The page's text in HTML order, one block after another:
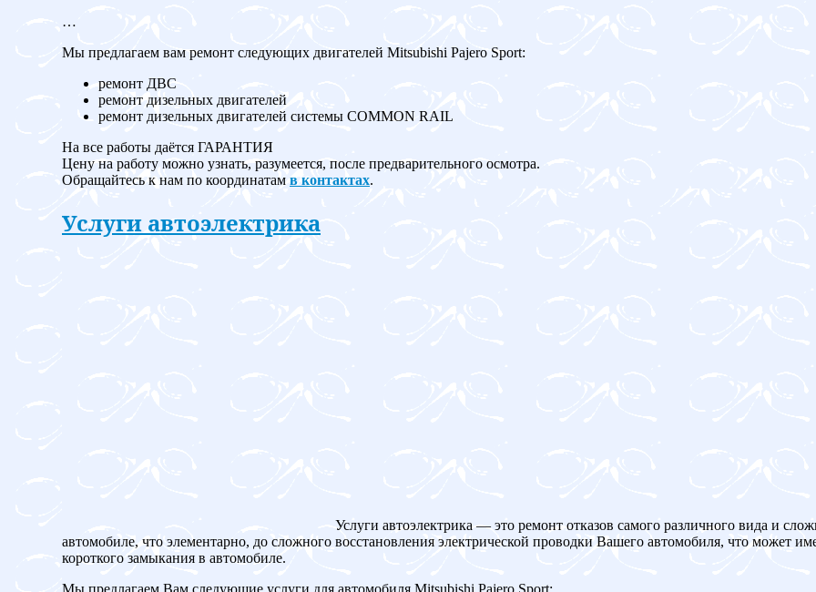
…
Мы предлагаем вам ремонт следующих двигателей Mitsubishi Pajero Sport:
ремонт ДВС
ремонт дизельных двигателей
ремонт дизельных двигателей системы COMMON RAIL
На все работы даётся ГАРАНТИЯ
Цену на работу можно узнать, разумеется, после предварительного осмотра.
Обращайтесь к нам по координатам в контактах.
Услуги автоэлектрика
Услуги автоэлектрика — это ремонт отказов самого различного вида и
автомобиле, что элементарно, до сложного восстановления электрической проводки Вашего автомобиля, что может
короткого замыкания в автомобиле.